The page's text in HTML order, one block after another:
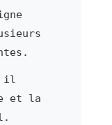
il
et la